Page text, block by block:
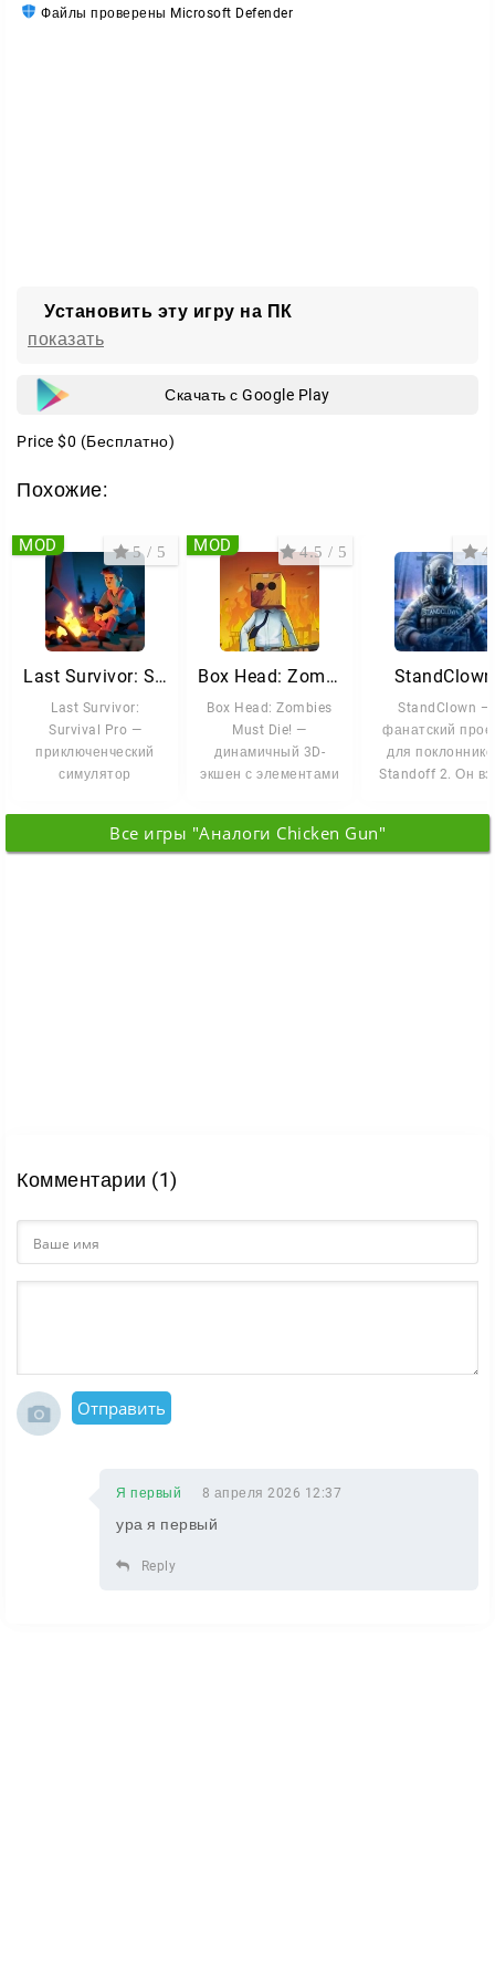
Файлы проверены Microsoft Defender
Установить эту игру на ПК
показать
Скачать с Google Play
Price $0 (Бесплатно)
Похожие:
Last Survivor: Survival Pro
Last Survivor:
Survival Pro —
приключенческий
симулятор
постапокалиптическом
мире,
5 / 5
MOD
Box Head: Zombies Must Die!
Box Head: Zombies
Must Die! —
динамичный 3D-
экшен с элементами
непрерывная
борьба за
4.5 / 5
MOD
StandClown
StandClown —
фанатский
для
Standoff 2. Он
оригинала и
4
Все игры "Аналоги Chicken Gun"
Комментарии (1)
Отправить
Я первый 8 апреля 2026 12:37
ура я первый
Reply